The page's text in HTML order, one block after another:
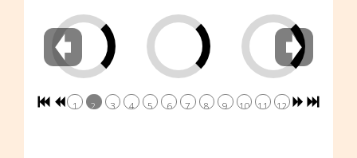
1 2 3 4 5 6 7 8 9 10 11 12